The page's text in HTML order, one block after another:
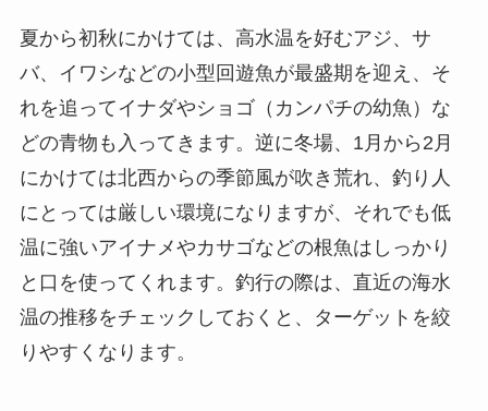
夏から初秋にかけては、高水温を好むアジ、サ
バ、イワシなどの小型回遊魚が最盛期を迎え、そ
れを追ってイナダやショゴ（カンパチの幼魚）な
どの青物も入ってきます。逆に冬場、1月から2月
にかけては北西からの季節風が吹き荒れ、釣り人
にとっては厳しい環境になりますが、それでも低
温に強いアイナメやカサゴなどの根魚はしっかり
と口を使ってくれます。釣行の際は、直近の海水
温の推移をチェックしておくと、ターゲットを絞
りやすくなります。